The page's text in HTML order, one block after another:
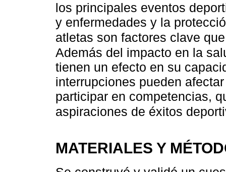
los principales eventos
y enfermedades y la
atletas son factores clave
Además del impacto en la
tienen un efecto en su
interrupciones pueden
participar en competencias,
aspiraciones de éxitos
MATERIALES Y